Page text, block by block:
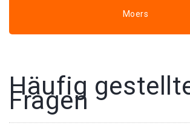
Moers
Häufig
Fragen